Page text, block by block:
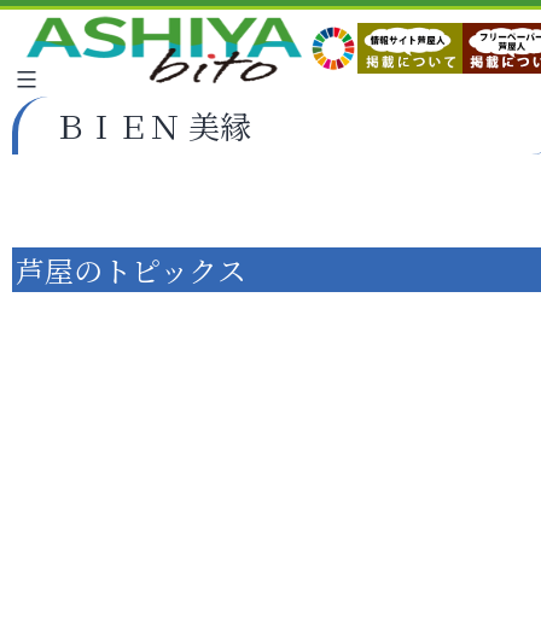
ＢＩＥＮ 美縁
芦屋のトピックス